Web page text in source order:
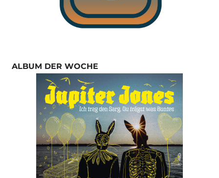
ALBUM DER WOCHE